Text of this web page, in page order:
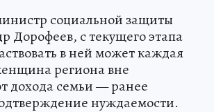
социальной защиты
Дорофеев, с текущего этапа
в ней может каждая
региона вне
дохода семьи — ранее
нуждаемости.